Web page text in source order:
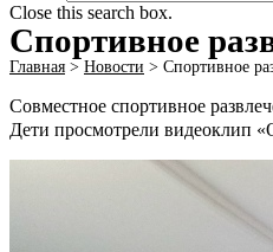
Close this search box.
Спортивное
Главная > Новости > Спортивное
Совместное спортивное
Дети просмотрели видеоклип